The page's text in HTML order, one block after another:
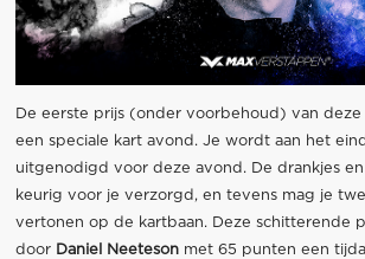
De eerste prijs (onder voorbehoud) van
een speciale kart avond. Je wordt aan het
uitgenodigd voor deze avond. De drankjes
keurig voor je verzorgd, en tevens mag je
vertonen op de kartbaan. Deze schitterende
door Daniel Neetesonmet 65 punten een